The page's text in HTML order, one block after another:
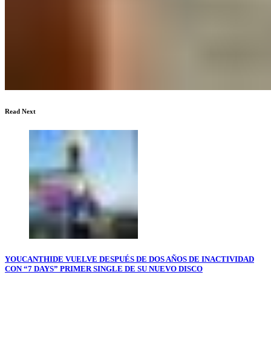
Read Next
YOUCANTHIDE VUELVE DESPUÉS DE DOS AÑOS DE INACTIVIDAD
CON “7 DAYS” PRIMER SINGLE DE SU NUEVO DISCO